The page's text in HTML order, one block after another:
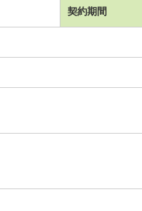
契約期間